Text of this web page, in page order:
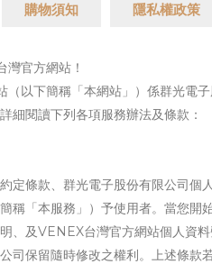
購物須知 隱私權政策
官方網站！
（以下簡稱「本網站」）係群光電
細閱讀下列各項服務辦法及條款：
定條款、群光電子股份有限公司
稱「本服務」）予使用者。當您開
、及VENEX台灣官方網站個人資
司保留隨時修改之權利。上述條款